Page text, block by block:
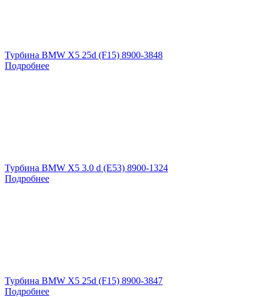
Турбина BMW X5 25d (F15) 8900-3848
Подробнее
Турбина BMW X5 3.0 d (E53) 8900-1324
Подробнее
Турбина BMW X5 25d (F15) 8900-3847
Подробнее